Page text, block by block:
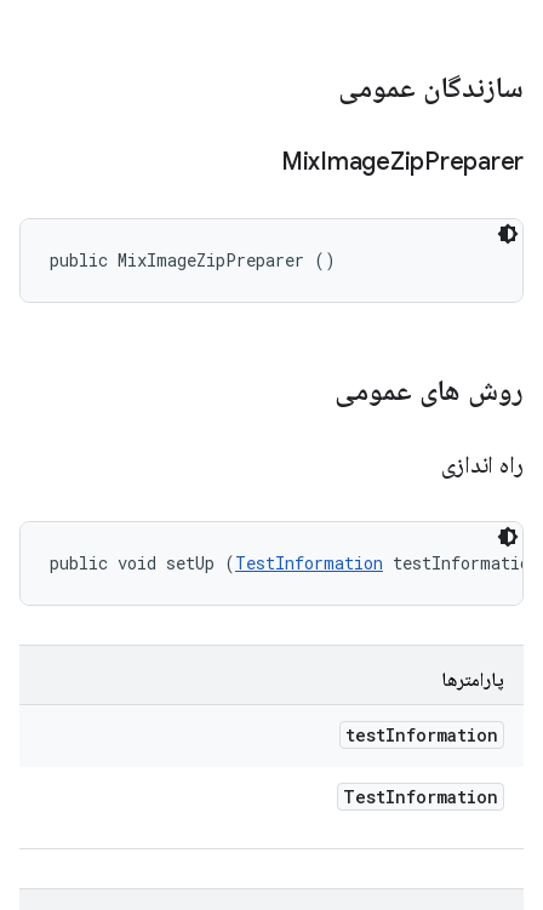
سازندگان عمومی
MixImageZipPreparer
public MixImageZipPreparer ()
روش های عمومی
راه اندازی
public void setUp (TestInformation
پارامترها
testInformation
TestInformation